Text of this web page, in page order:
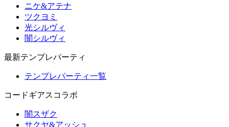
ニケ&アテナ
ツクヨミ
光シルヴィ
闇シルヴィ
最新テンプレパーティ
テンプレパーティ一覧
コードギアスコラボ
闇スザク
サクヤ&アッシュ